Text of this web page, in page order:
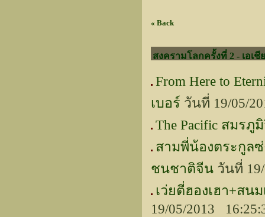
« Back
สงครามโลกครั้งที่ 2 - เอเ
From Here to
เบอร์ วันที่ 19/05/
The Pacific สมรภู
สามพี่น้องตระกูล
ชนชาติจีน วันที่
เว่ยตี่ฮองเฮา+สน
19/05/2013